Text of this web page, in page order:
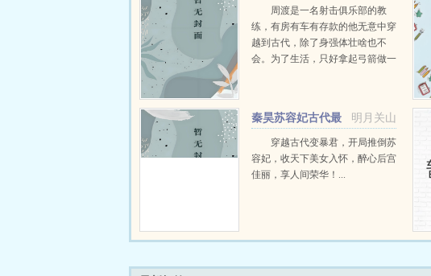
当猎户小说免费在线阅读
周渡是一名射击俱乐部的教
练，有房有车有存款的他无意中穿
越到古代，除了身强体壮啥也不
会。为了生活，只好拿起弓箭做一
渡看着山下的寥寥炊烟，以及那...
明月关山
秦昊苏容妃古代最
强昏君最新章节在线阅读
穿越古代变暴君，开局推倒苏
容妃，收天下美女入怀，醉心后宫
佳丽，享人间荣华！...